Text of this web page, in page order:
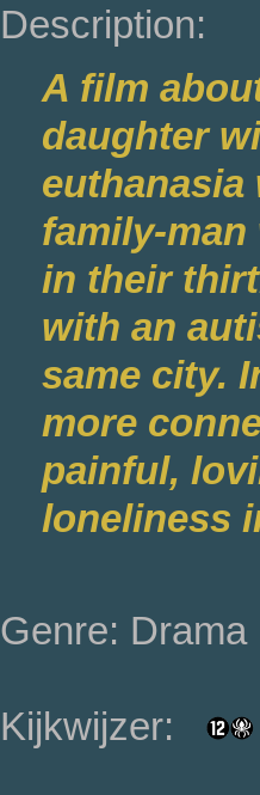
Description:
A film
daughter
euthanasia
family-
in their
with an
same city.
more
painful,
loneliness
Genre: Drama
Kijkwijzer: